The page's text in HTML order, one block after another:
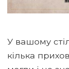
У вашому
кілька